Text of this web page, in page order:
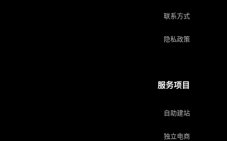
联系方式
隐私政策
服务项目
自助建站
独立电商